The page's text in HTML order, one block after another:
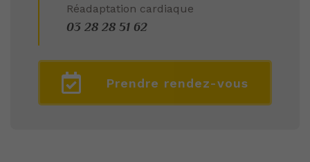
Réadaptation cardiaque
03 28 28 51 62
Prendre rendez-vous